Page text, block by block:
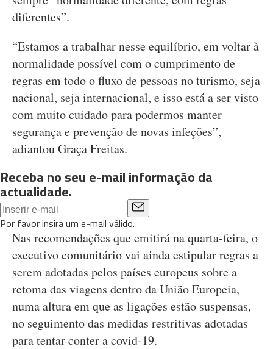
diferentes”.
“Estamos a trabalhar nesse equilíbrio, em voltar à
normalidade possível com o cumprimento de
regras em todo o fluxo de pessoas no turismo, seja
nacional, seja internacional, e isso está a ser visto
com muito cuidado para podermos manter
segurança e prevenção de novas infeções”,
adiantou Graça Freitas.
Receba no seu e-mail informação da
actualidade.
Por favor insira um e-mail válido.
Nas recomendações que emitirá na quarta-feira, o
executivo comunitário vai ainda estipular regras a
serem adotadas pelos países europeus sobre a
retoma das viagens dentro da União Europeia,
numa altura em que as ligações estão suspensas,
no seguimento das medidas restritivas adotadas
para tentar conter a covid-19.